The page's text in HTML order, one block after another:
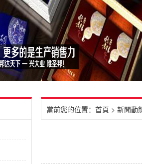
當前您的位置： 首頁 > 新聞動